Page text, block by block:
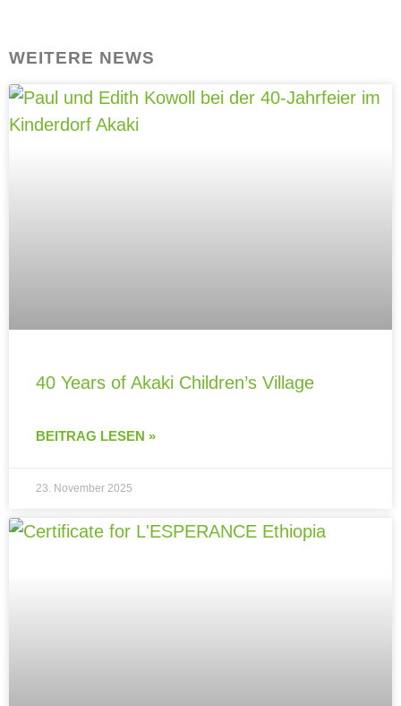
WEITERE NEWS
40 Years of Akaki Children’s Village
BEITRAG LESEN »
23. November 2025